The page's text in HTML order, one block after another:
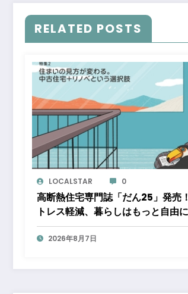
RELATED POSTS
LOCALSTAR 0
高断熱住宅専門誌「だん25」発売
トレス軽減、暮らしはもっと自由に
2026年8月7日